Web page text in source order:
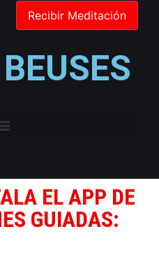
EL APP DE
GUIADAS: